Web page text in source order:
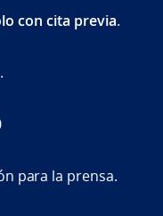
con cita previa.
para la prensa.